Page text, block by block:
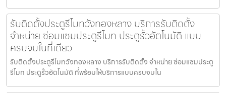
รับติดตั้งประตูรีโมทวังทองหลาง บริการรับติดตั้ง
จำหน่าย ซ่อมแซมประตูรีโมท ประตูรั้วอัตโนมัติ แบบ
ครบจบในที่เดียว
รับติดตั้งประตูรีโมทวังทองหลาง บริการรับติดตั้ง จำหน่าย ซ่อมแซมประตู
รีโมท ประตูรั้วอัตโนมัติ ที่พร้อมให้บริการแบบครบจบใน